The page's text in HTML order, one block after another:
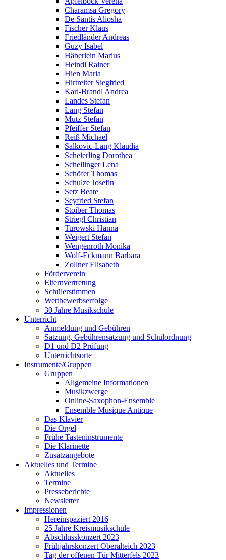
Charamsa Gregory
De Santis Aliosha
Fischer Klaus
Friedländer Andreas
Guzy Isabel
Häberlein Marius
Heindl Rainer
Hien Maria
Hirtreiter Siegfried
Karl-Brandl Andrea
Landes Stefan
Lang Stefan
Mutz Stefan
Pfeiffer Stefan
Reiß Michael
Salkovic-Lang Klaudia
Scheierling Dorothea
Schellinger Lena
Schöfer Thomas
Schulze Josefin
Setz Beate
Seyfried Stefan
Stoiber Thomas
Striegl Christian
Turowski Hanna
Weigert Stefan
Wengenroth Monika
Wolf-Eckmann Barbara
Zollner Elisabeth
Förderverein
Elternvertretung
Schülerstimmen
Wettbewerbserfolge
30 Jahre Musikschule
Unterricht
Anmeldung und Gebühren
Satzung, Gebührensatzung und Schulordnung
D1 und D2 Prüfung
Unterrichtsorte
Instrumente/Gruppen
Gruppen
Allgemeine Informationen
Musikzwerge
Online-Saxophon-Ensemble
Ensemble Musique Antique
Das Klavier
Die Orgel
Frühe Tasteninstrumente
Die Klarinette
Zusatzangebote
Aktuelles und Termine
Aktuelles
Termine
Presseberichte
Newsletter
Impressionen
Hereinspaziert 2016
25 Jahre Kreismusikschule
Abschlusskonzert 2023
Frühjahrskonzert Oberalteich 2023
Tag der offenen Tür Mitterfels 2023